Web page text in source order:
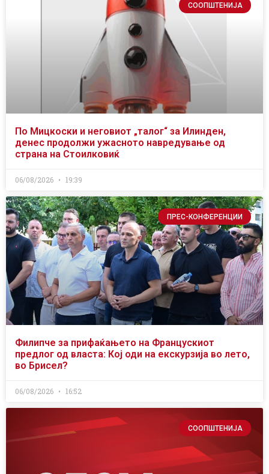
СООПШТЕНИЈА
По Мицкоски и неговиот „талог“ за Илинден,
денес продолжи ужасното навредување од
страна на Стоилковиќ
06/08/2026 19:39
ПРЕС-КОНФЕРЕНЦИИ
Филипче за прифаќањето на Францускиот
предлог од власта: Кој оди на екскурзија во лето,
во Брисел?
06/08/2026 16:52
СООПШТЕНИЈА